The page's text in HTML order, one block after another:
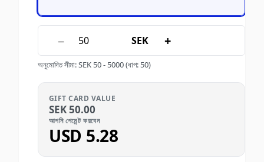
− SEK +
অনুমোদিত সীমা:SEK 50- 5000(ধাপ: 50)
GIFT CARD VALUE
SEK50.00
আপনি পেমেন্ট করবেন
USD 5.28